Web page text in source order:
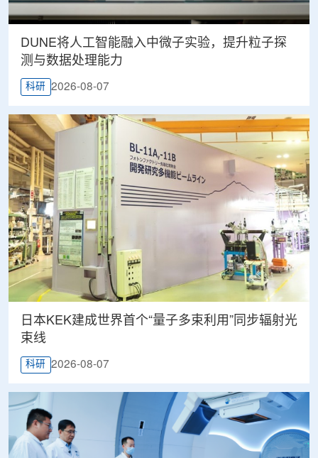
DUNE将人工智能融入中微子实验，提升粒子探
测与数据处理能力
科研 2026-08-07
日本KEK建成世界首个“量子多束利用”同步辐射光
束线
科研 2026-08-07